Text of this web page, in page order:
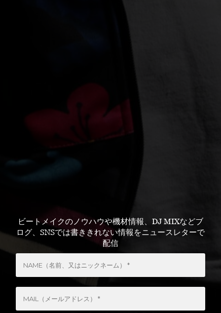
ビートメイクのノウハウや機材情報、DJ MIXなどブ
ログ、SNSでは書ききれない情報をニュースレターで
配信